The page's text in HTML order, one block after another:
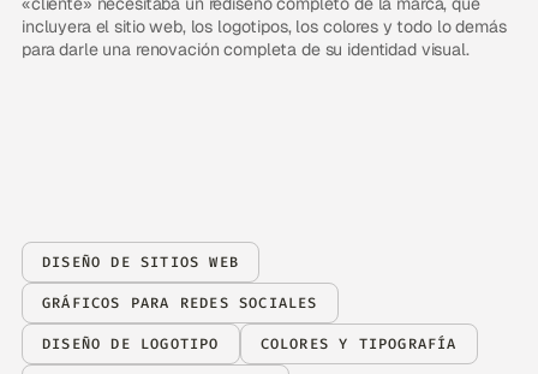
incluyera el sitio web, los logotipos, los colores y todo lo demás
para darle una renovación completa de su identidad visual.
DISEÑO DE SITIOS WEB
GRÁFICOS PARA REDES SOCIALES
DISEÑO DE LOGOTIPO COLORES Y TIPOGRAFÍA